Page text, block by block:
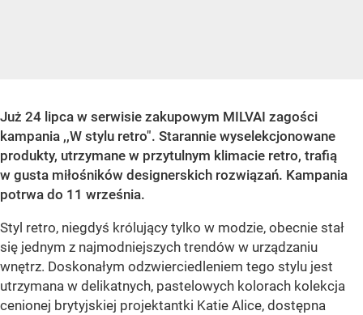
Już 24 lipca w serwisie zakupowym MILVAI zagości
kampania ,,W stylu retro". Starannie wyselekcjonowane
produkty, utrzymane w przytulnym klimacie retro, trafią
w gusta miłośników designerskich rozwiązań. Kampania
potrwa do 11 września.
Styl retro, niegdyś królujący tylko w modzie, obecnie stał
się jednym z najmodniejszych trendów w urządzaniu
wnętrz. Doskonałym odzwierciedleniem tego stylu jest
utrzymana w delikatnych, pastelowych kolorach kolekcja
cenionej brytyjskiej projektantki Katie Alice, dostępna